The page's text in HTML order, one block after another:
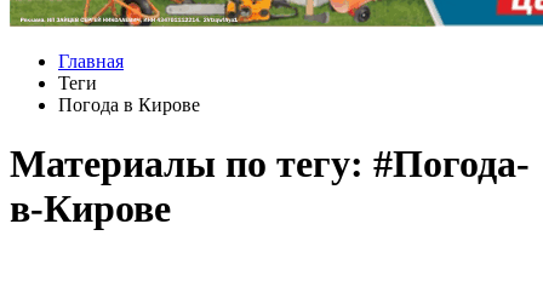
Главная
Теги
Погода в Кирове
Материалы по тегу: #Погода-
в-Кирове